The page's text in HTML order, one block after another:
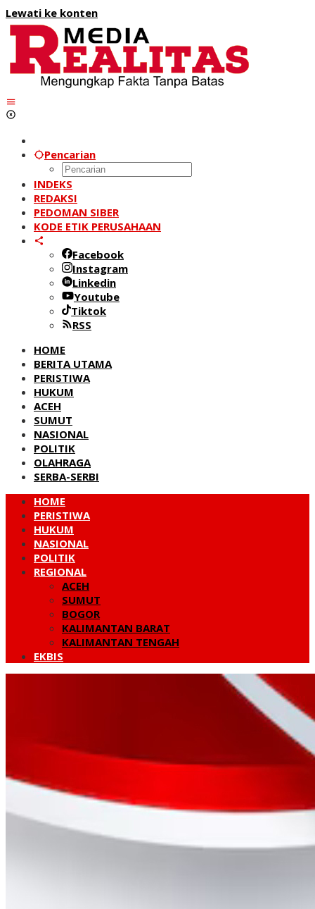
Lewati ke konten
Pencarian
INDEKS
REDAKSI
PEDOMAN SIBER
KODE ETIK PERUSAHAAN
Facebook
Instagram
Linkedin
Youtube
Tiktok
RSS
HOME
BERITA UTAMA
PERISTIWA
HUKUM
ACEH
SUMUT
NASIONAL
POLITIK
OLAHRAGA
SERBA-SERBI
HOME
PERISTIWA
HUKUM
NASIONAL
POLITIK
REGIONAL
ACEH
SUMUT
BOGOR
KALIMANTAN BARAT
KALIMANTAN TENGAH
EKBIS